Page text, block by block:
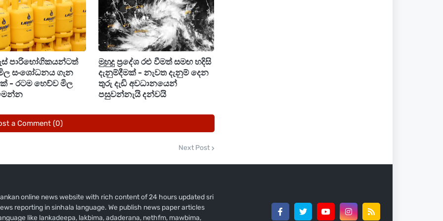
2026 වර්ෂයේ ලියාපදිංචි ලිපිනය වෙනස් කළ යුතු
ලෙස ලියාපදිංචි වීම සඳහා 2026/ER ආකෘති පත්‍රයක්
වෙබ් අඩවිය හරහාද ඡන්දහිමි නාම ලේඛනයේ
අවස්ථාව සළසා ඇත. 2025 වර්ෂය සඳහා ඡන්ද
නිලධාරී කාර්යාල වලින් හා දිස්ත්‍රික් මැතිවරණ
QR කේතය පරිලෝචනය (Scan) කිරීමෙන් පරීක්ෂා කළ
myVoterRegistrationDraft.aspx
පාරිභෝගිකයන්ටත්
සංශෝධනය ගැන
- රටම හෙව්ව මිල
මුහුදු ප්‍රදේශ රළු වීමත් සමඟ හදිසි
දැනුම්දීමක් - නැවත දැනුම් දෙන
තුරු දැඩි අවධානයෙන්
පසුවන්නැයි දන්වයි
a Comment (0)
Next Post
online news website with rich content of 24 hours updated sri
reporting in sinhala language. We publish news paper articles
like lankadeepa, lakbima, adaderana, nethfm, mawbima,